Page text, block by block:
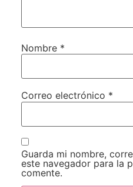
Nombre *
Correo electrónico *
Guarda mi nombre,
este navegador para la
comente.